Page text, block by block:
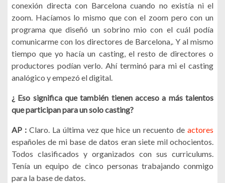
conexión directa con Barcelona cuando no existía ni el
zoom. Hacíamos lo mismo que con el zoom pero con un
programa que diseñó un sobrino mio con el cuál podía
comunicarme con los directores de Barcelona,. Y al mismo
tiempo que yo hacía un casting, el resto de directores o
productores podían verlo. Ahí terminó para mi el casting
analógico y empezó el digital.
¿ Eso significa que también tienen acceso a más talentos
que participan para un solo casting?
AP :Claro. La última vez que hice un recuento deactores
españoles de mi base de datos eran siete mil ochocientos.
Todos clasificados y organizados con sus curriculums.
Tenía un equipo de cinco personas trabajando conmigo
para la base de datos.